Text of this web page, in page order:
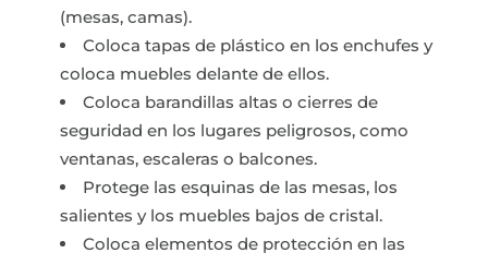
(mesas, camas).
Coloca tapas de plástico en los enchufes y
coloca muebles delante de ellos.
Coloca barandillas altas o cierres de
seguridad en los lugares peligrosos, como
ventanas, escaleras o balcones.
Protege las esquinas de las mesas, los
salientes y los muebles bajos de cristal.
Coloca elementos de protección en las